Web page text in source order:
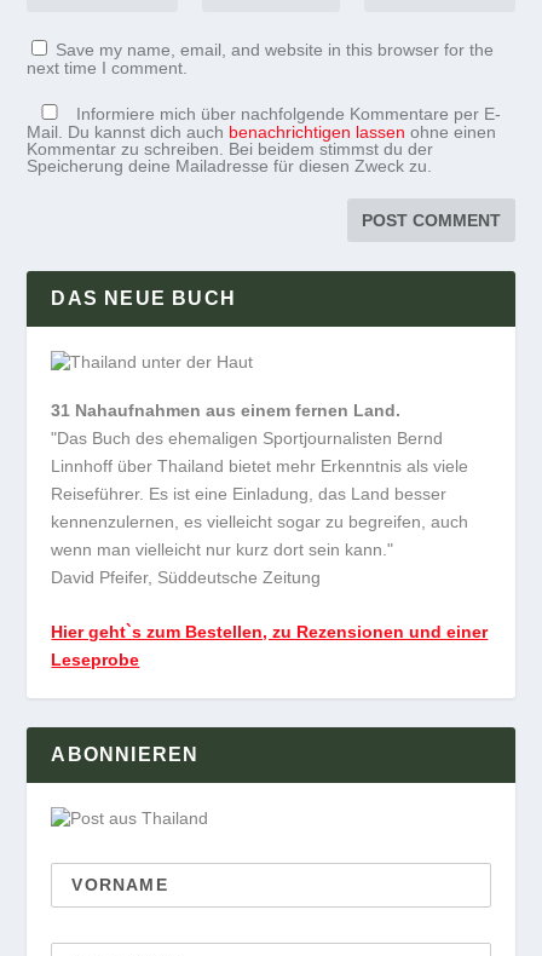
Save my name, email, and website in this browser for the
next time I comment.
Informiere mich über nachfolgende Kommentare per E-
Mail. Du kannst dich auch benachrichtigen lassen ohne einen
Kommentar zu schreiben. Bei beidem stimmst du der
Speicherung deine Mailadresse für diesen Zweck zu.
DAS NEUE BUCH
31 Nahaufnahmen aus einem fernen Land.
"Das Buch des ehemaligen Sportjournalisten Bernd
Linnhoff über Thailand bietet mehr Erkenntnis als viele
Reiseführer. Es ist eine Einladung, das Land besser
kennenzulernen, es vielleicht sogar zu begreifen, auch
wenn man vielleicht nur kurz dort sein kann."
David Pfeifer, Süddeutsche Zeitung
Hier geht`s zum Bestellen, zu Rezensionen und einer
Leseprobe
ABONNIEREN